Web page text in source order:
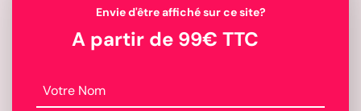
Envie d'être affiché sur ce site?
A partir de 99€ TTC